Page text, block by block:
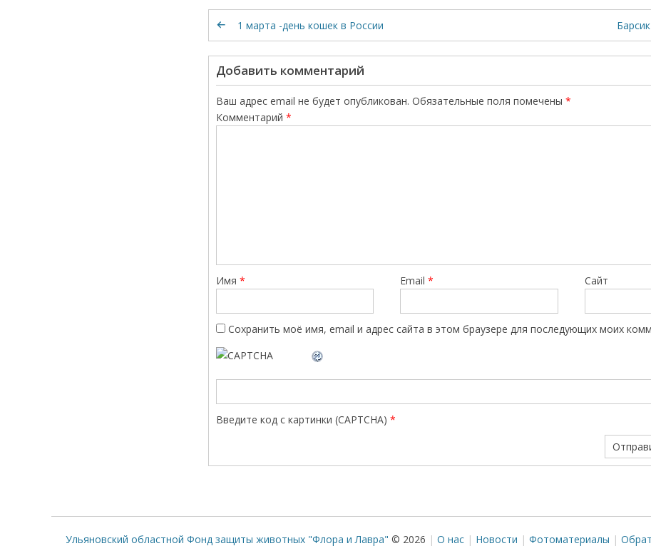
1 марта -день кошек в России
Добавить комментарий
Ваш адрес email не будет опубликован. Обязательные поля помечены *
Комментарий *
Имя * Email* Сайт
Сохранить моё имя, email и адрес сайта в этом браузере для последующих моих
Введите код с картинки (CAPTCHA) *
Ульяновский областной Фонд защиты животных "Флора и Лавра" © 2026 О нас Новости Фотоматериалы